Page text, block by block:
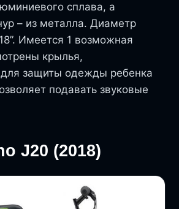
сплава, а
– из металла. Диаметр
Имеется 1 возможная
крылья,
защиты одежды ребенка
подавать звуковые
J20 (2018)